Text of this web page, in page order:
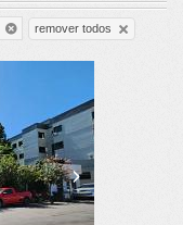
remover todos